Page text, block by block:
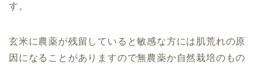
す。
玄米に農薬が残留していると敏感な方には肌荒れの原
因になることがありますので無農薬か自然栽培のもの